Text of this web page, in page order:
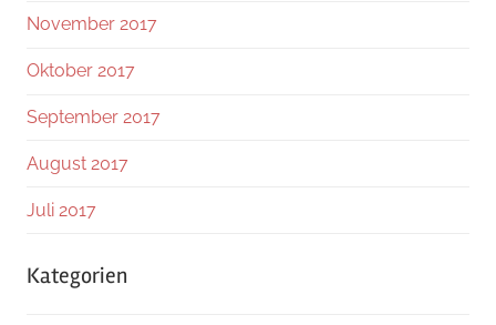
November 2017
Oktober 2017
September 2017
August 2017
Juli 2017
Kategorien